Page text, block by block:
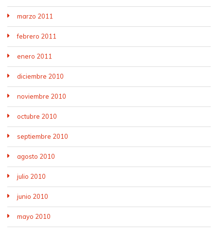
marzo 2011
febrero 2011
enero 2011
diciembre 2010
noviembre 2010
octubre 2010
septiembre 2010
agosto 2010
julio 2010
junio 2010
mayo 2010